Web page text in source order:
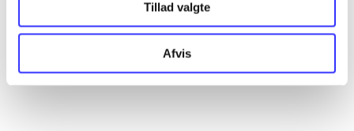
Tillad valgte
Afvis